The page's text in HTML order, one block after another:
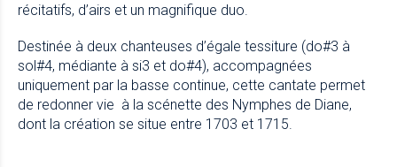
récitatifs, d’airs et un magnifique duo.
Destinée à deux chanteuses d’égale tessiture (do#3 à
sol#4, médiante à si3 et do#4), accompagnées
uniquement par la basse continue, cette cantate permet
de redonner vie à la scénette des Nymphes de Diane,
dont la création se situe entre 1703 et 1715.